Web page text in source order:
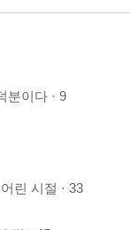
분이다 · 9
린 시절 · 33